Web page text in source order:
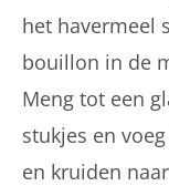
het havermeel
bouillon in de
Meng tot een
stukjes en
en kruiden